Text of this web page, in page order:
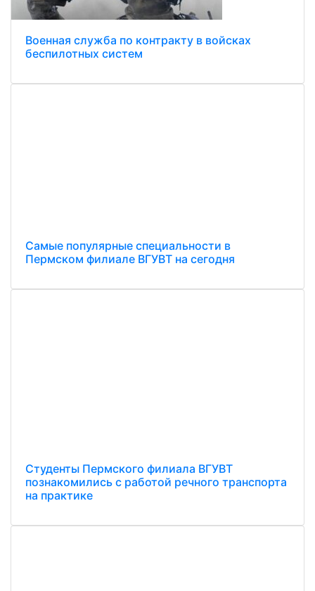
Военная служба по контракту в войсках
беспилотных систем
Самые популярные специальности в
Пермском филиале ВГУВТ на сегодня
Студенты Пермского филиала ВГУВТ
познакомились с работой речного транспорта
на практике